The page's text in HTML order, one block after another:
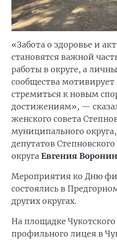
«Забота о здоровье и
становятся важной
работы в округе, а
сообщества
стремиться к новым
достижениям», —
женского совета
муниципального
депутатов
округа Евгения
Мероприятия ко Дню
состоялись в
других округах.
На площадке
профильного лицея в